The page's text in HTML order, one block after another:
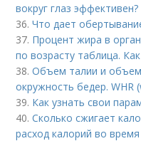
вокруг глаз эффективен?
36.Что дает
37. Процент жира в
по возрасту таблица.
38.Объем талии и
окружность бедер. WHR
39. Как узнать свои
40.Сколько сжигает
расход калорий во